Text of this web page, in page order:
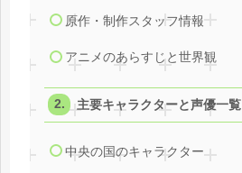
原作・制作スタッフ情報
アニメのあらすじと世界観
主要キャラクターと声優一覧
中央の国のキャラクター